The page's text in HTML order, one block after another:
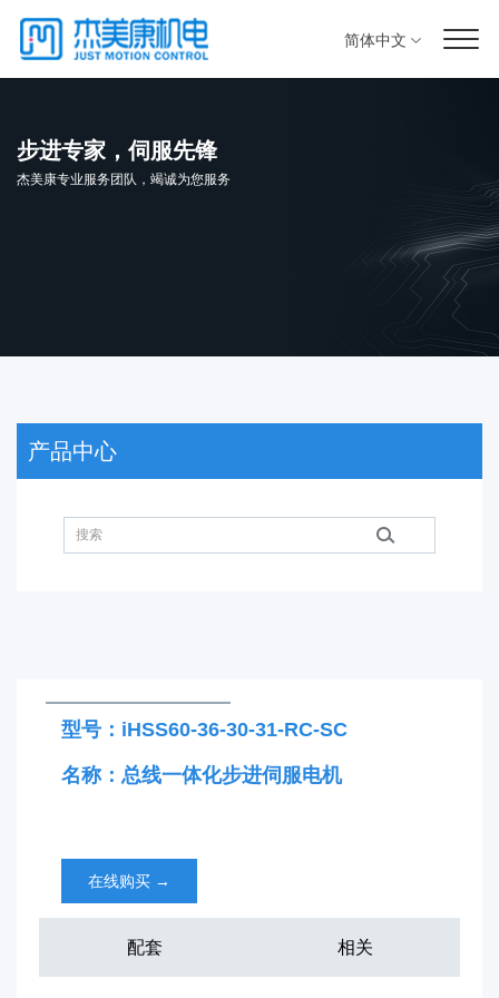
简体中文
步进专家，伺服先锋
杰美康专业服务团队，竭诚为您服务
产品中心
型号：iHSS60-36-30-31-RC-SC
名称：总线一体化步进伺服电机
在线购买 →
配套 相关